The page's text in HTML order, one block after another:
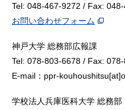
Tel: 048-467-9272 / Fax:
お問い合わせフォーム
神戸大学 総務部広報課
Tel: 078-803-6678 / Fax:
E-mail：ppr-
学校法人兵庫医科大学 総務部